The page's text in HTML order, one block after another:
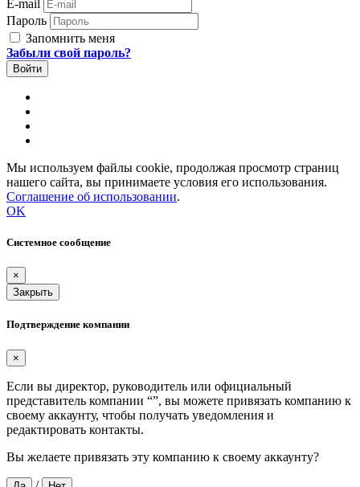
E-mail
Пароль
Запомнить меня
Забыли свой пароль?
Мы используем файлы cookie, продолжая просмотр страниц
нашего сайта, вы принимаете условия его использования.
Соглашение об использовании.
OK
Системное сообщение
×
Закрыть
Подтверждение компании
×
Если вы директор, руководитель или официальный
представитель компании “”, вы можете привязать компанию к
своему аккаунту, чтобы получать уведомления и
редактировать контакты.
Вы желаете привязать эту компанию к своему аккаунту?